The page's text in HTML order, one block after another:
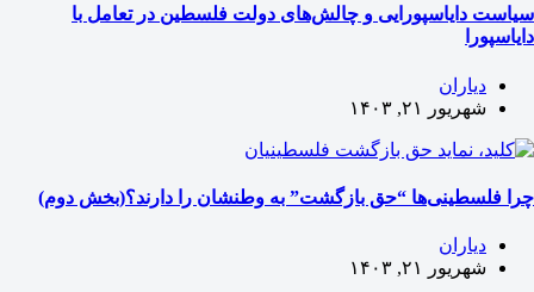
سیاست دایاسپورایی و چالش‌های دولت فلسطین در تعامل با
دایاسپورا
دیاران
شهریور ۲۱, ۱۴۰۳
چرا فلسطینی‌ها “حق بازگشت” به وطنشان‌ را دارند؟(بخش دوم)
دیاران
شهریور ۲۱, ۱۴۰۳